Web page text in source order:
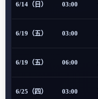
6/14（日） 03:00
6/19（五） 03:00
6/19（五） 06:00
6/25（四） 03:00